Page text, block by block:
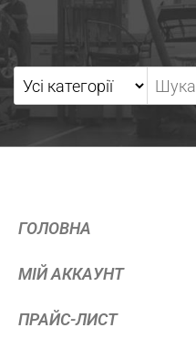
ГОЛОВНА
МІЙ АККАУНТ
ПРАЙС-ЛИСТ